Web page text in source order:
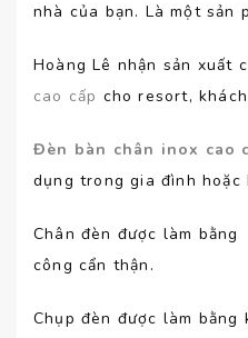
nhà của bạn. Là một sản
Hoàng Lê nhận sản xuất
cao cấp cho resort,
Đèn bàn chân inox cao
dụng trong gia đình hoặc
Chân đèn được làm
công cẩn thận.
Chụp đèn được làm